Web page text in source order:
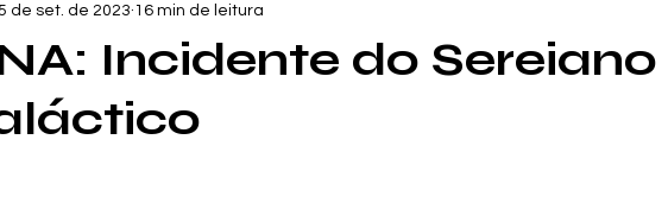
Incidente do Sereiano
de set. de 2023 16 min de leitura